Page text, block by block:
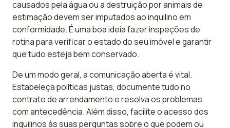
causados pela água ou a destruição por animais de
estimação devem ser imputados ao inquilino em
conformidade. É uma boa ideia fazer inspeções de
rotina para verificar o estado do seu imóvel e garantir
que tudo esteja bem conservado.
De um modo geral, a comunicação aberta é vital.
Estabeleça políticas justas, documente tudo no
contrato de arrendamento e resolva os problemas
com antecedência. Além disso, facilite o acesso dos
inquilinos às suas perguntas sobre o que podem ou